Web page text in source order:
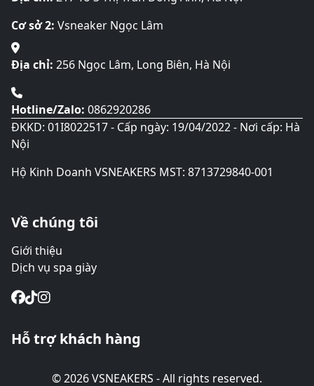
sản
Cơ sở 2: Vsneaker Ngọc Lâm
Địa chỉ: 256 Ngọc Lâm, Long Biên, Hà Nội
Hotline/Zalo: 0862920286
ĐKKD: 01I8022517 - Cấp ngày: 19/04/2022 - Nơi cấp: Hà
Nội
Hộ Kinh Doanh VSNEAKERS MST: 8713729840-001
Về chúng tôi
Giới thiệu
Dịch vụ spa giày
Hỗ trợ khách hàng
© 2026 VSNEAKERS - All rights reserved.